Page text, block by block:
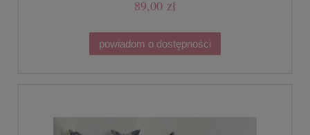
89,00 zł
powiadom o dostępności